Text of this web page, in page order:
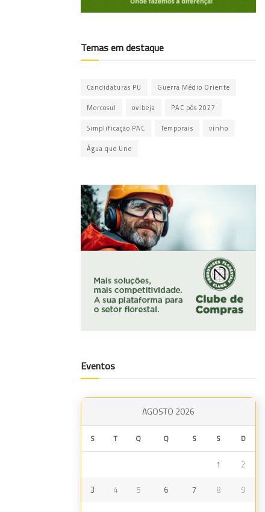
Temas em destaque
Candidaturas PU Guerra Médio Oriente
Mercosul ovibeja PAC pós 2027
Simplificação PAC Temporais vinho
Água que Une
Eventos
AGOSTO 2026
S T Q Q S S D
1 2
3 4 5 6 7 8 9